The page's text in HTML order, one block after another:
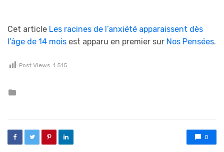
Cet article Les racines de l’anxiété apparaissent dès
l’âge de 14 mois est apparu en premier sur Nos Pensées.
Post Views: 1 515
0